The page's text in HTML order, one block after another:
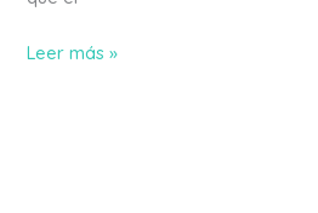
Leer más »